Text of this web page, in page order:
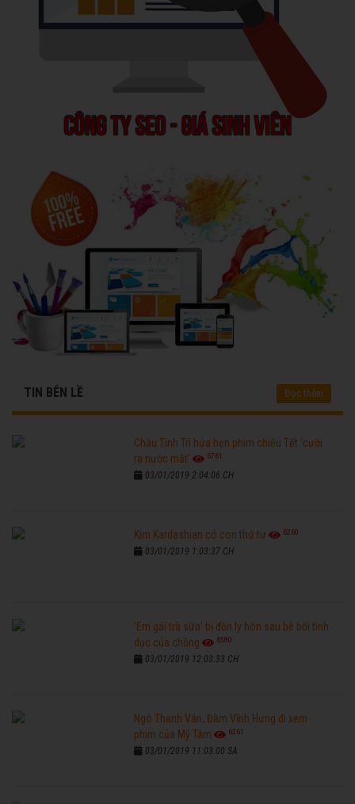
TIN BÊN LỀ Đọc thêm
Châu Tinh Trì hứa hẹn phim chiếu Tết 'cười
ra nước mắt'
6761
03/01/2019 2:04:06 CH
Kim Kardashian có con thứ tư 6260
03/01/2019 1:03:37 CH
'Em gái trà sữa' bị đồn ly hôn sau bê bối tình
dục của chồng
6580
03/01/2019 12:03:33 CH
Ngô Thanh Vân, Đàm Vĩnh Hưng đi xem
phim của Mỹ Tâm
6261
03/01/2019 11:03:00 SA